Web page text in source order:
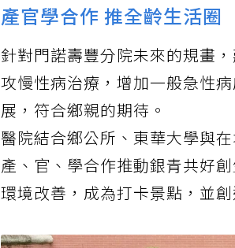
產官學合作 推全齡生活圈
針對門諾壽豐分院未來的規畫
攻慢性病治療，增加一般急性
展，符合鄉親的期待。
醫院結合鄉公所、東華大學與
產、官、學合作推動銀青共好
環境改善，成為打卡景點，並